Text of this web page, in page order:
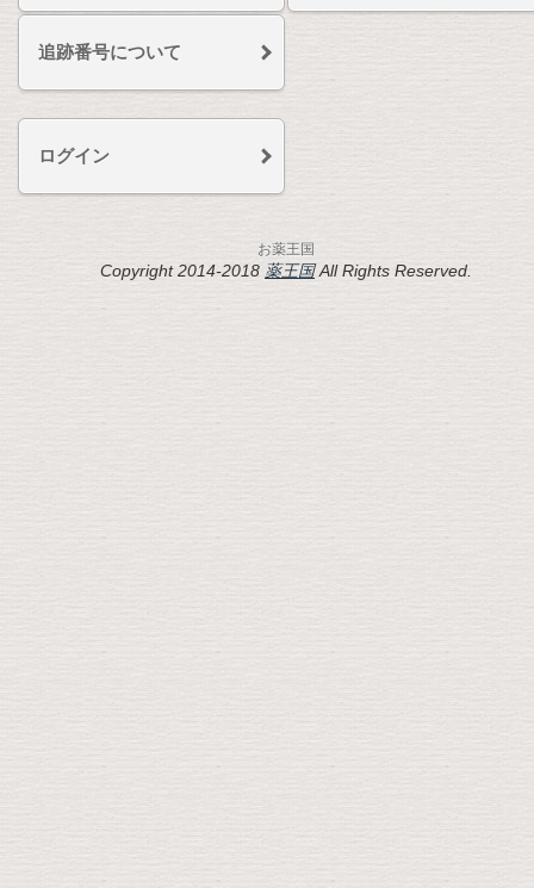
追跡番号について
ログイン
お薬王国
Copyright 2014-2018 薬王国All Rights Reserved.